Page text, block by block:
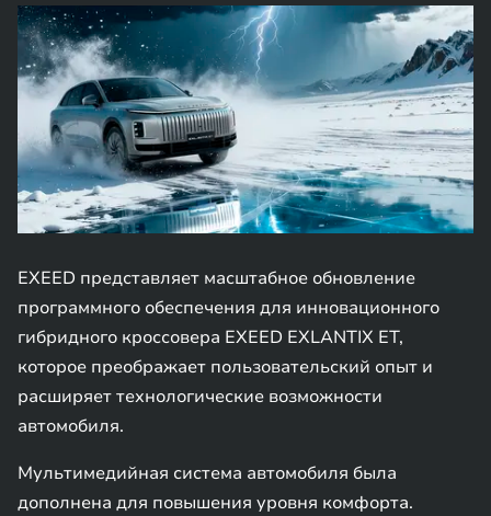
EXEED представляет масштабное обновление
программного обеспечения для инновационного
гибридного кроссовера EXEED EXLANTIX ET,
которое преображает пользовательский опыт и
расширяет технологические возможности
автомобиля.
Мультимедийная система автомобиля была
дополнена для повышения уровня комфорта.